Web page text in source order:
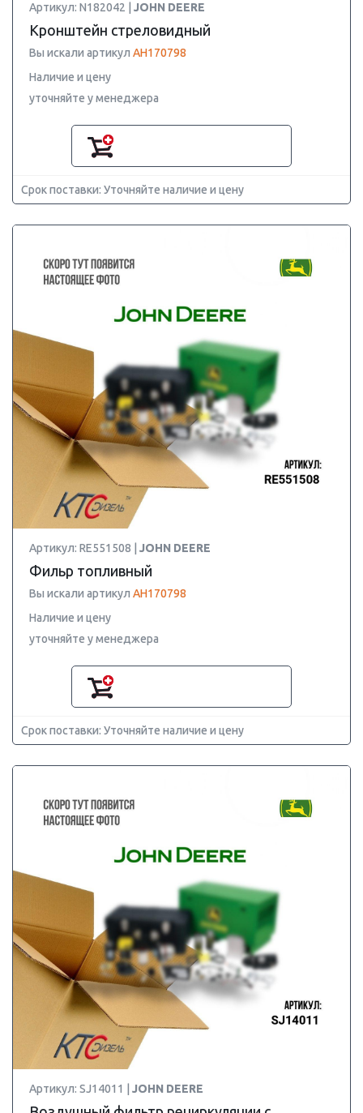
Артикул: N182042 | JOHN DEERE
Кронштейн стреловидный
Вы искали артикул AH170798
Наличие и цену
уточняйте у менеджера
Срок поставки: Уточняйте наличие и цену
Артикул: RE551508 | JOHN DEERE
Фильр топливный
Вы искали артикул AH170798
Наличие и цену
уточняйте у менеджера
Срок поставки: Уточняйте наличие и цену
Артикул: SJ14011 | JOHN DEERE